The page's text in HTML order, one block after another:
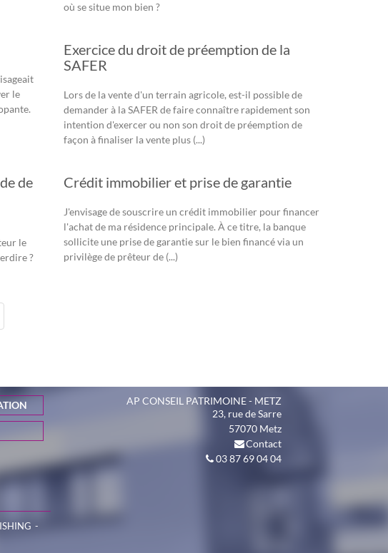
où se situe mon bien ?
le
Exercice du droit de préemption de la
SAFER
Lors de la vente d'un terrain agricole, est-il possible de
demander à la SAFER de faire connaître rapidement son
intention d'exercer ou non son droit de préemption de
façon à finaliser la vente plus (...)
de
le
?
Crédit immobilier et prise de garantie
J'envisage de souscrire un crédit immobilier pour financer
l'achat de ma résidence principale. À ce titre, la banque
sollicite une prise de garantie sur le bien financé via un
privilège de prêteur de (...)
AP CONSEIL PATRIMOINE - METZ
23, rue de Sarre
57070 Metz
Contact
03 87 69 04 04